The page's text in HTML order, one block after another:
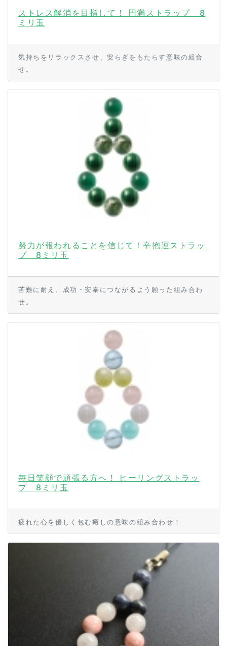
ストレス解消を目指して！ 円満ストラップ 8
ミリ玉
気持ちをリラックスさせ、安らぎをもたらす意味の組合
せ。
努力が報われることを信じて！辛抱運ストラッ
プ 8ミリ玉
苦難に耐え、成功・安泰につながるよう願った組み合わ
せ。
毎日笑顔で頑張る方へ！ ヒーリングストラッ
プ 8ミリ玉
疲れた心を優しく包む癒しの意味の組み合わせ！